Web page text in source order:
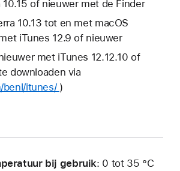
10.15 of nieuwer met de Finder
10.13 tot en met macOS
iTunes 12.9 of nieuwer
met iTunes 12.12.10 of
downloaden via
benl/itunes/ )
bij gebruik: 0 tot 35 °C